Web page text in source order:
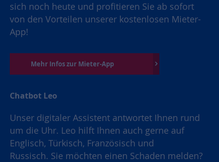
sich noch heute und profitieren Sie ab sofort
von den Vorteilen unserer kostenlosen Mieter-
App!
Mehr Infos zur Mieter-App
Chatbot Leo
Unser digitaler Assistent antwortet Ihnen rund
um die Uhr. Leo hilft Ihnen auch gerne auf
Englisch, Türkisch, Französisch und
Russisch. Sie möchten einen Schaden melden?